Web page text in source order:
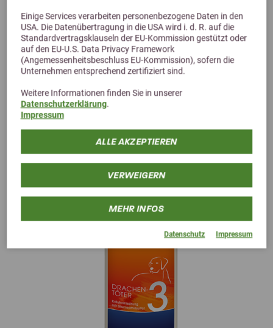
Einige Services verarbeiten personenbezogene Daten in den
USA. Die Datenübertragung in die USA wird i. d. R. auf die
Standardvertragsklauseln der EU-Kommission gestützt oder
auf den EU-U.S. Data Privacy Framework
(Angemessenheitsbeschluss EU-Kommission), sofern die
Unternehmen entsprechend zertifiziert sind.
Weitere Informationen finden Sie in unserer
Datenschutzerklärung.
Impressum
ALLE AKZEPTIEREN
VERWEIGERN
MEHR INFOS
Datenschutz Impressum
Alternative Produkte